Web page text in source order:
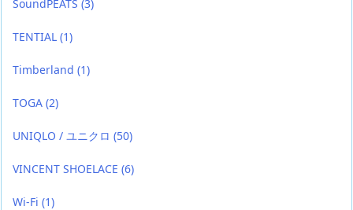
SoundPEATS (3)
TENTIAL (1)
Timberland (1)
TOGA (2)
UNIQLO / ユニクロ (50)
VINCENT SHOELACE (6)
Wi-Fi (1)